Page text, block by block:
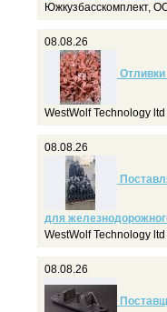
Южкузбасскомплект,
08.08.26
WestWolf Technology
08.08.26
для
WestWolf Technology
08.08.26